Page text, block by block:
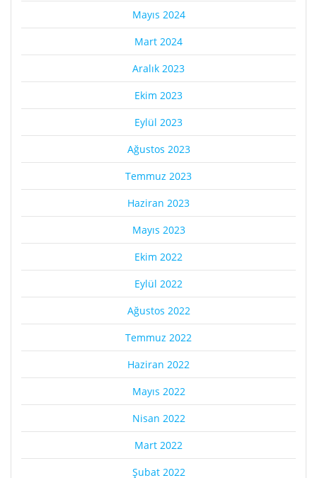
Mayıs 2024
Mart 2024
Aralık 2023
Ekim 2023
Eylül 2023
Ağustos 2023
Temmuz 2023
Haziran 2023
Mayıs 2023
Ekim 2022
Eylül 2022
Ağustos 2022
Temmuz 2022
Haziran 2022
Mayıs 2022
Nisan 2022
Mart 2022
Şubat 2022